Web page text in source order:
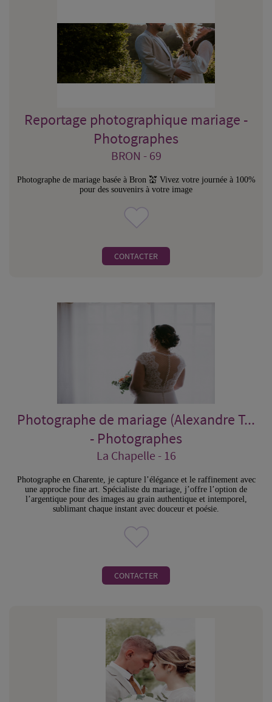
Reportage photographique mariage -
Photographes
BRON - 69
Photographe de mariage basée à Bron 💒 Vivez votre journée à 100%
pour des souvenirs à votre image
CONTACTER
Photographe de mariage (Alexandre T...
- Photographes
La Chapelle - 16
Photographe en Charente, je capture l’élégance et le raffinement avec
une approche fine art. Spécialiste du mariage, j’offre l’option de
l’argentique pour des images au grain authentique et intemporel,
sublimant chaque instant avec douceur et poésie.
CONTACTER